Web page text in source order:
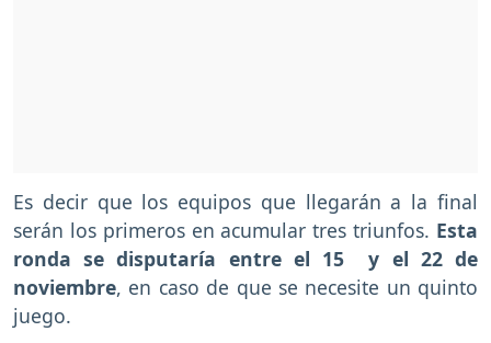
Es decir que los equipos que llegarán a la final
serán los primeros en acumular tres triunfos. Esta
ronda se disputaría entre el 15 y el 22 de
noviembre, en caso de que se necesite un quinto
juego.